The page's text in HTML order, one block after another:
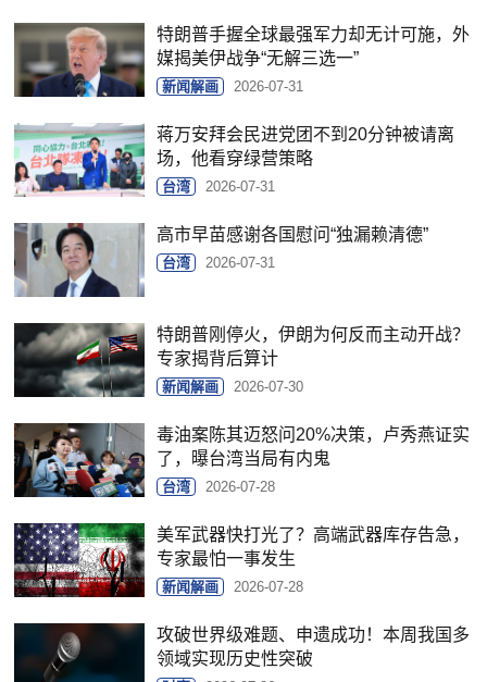
特朗普手握全球最强军力却无计可施，外
媒揭美伊战争“无解三选一”
新闻解画 2026-07-31
蒋万安拜会民进党团不到20分钟被请离
场，他看穿绿营策略
台湾 2026-07-31
高市早苗感谢各国慰问“独漏赖清德”
台湾 2026-07-31
特朗普刚停火，伊朗为何反而主动开战？
专家揭背后算计
新闻解画 2026-07-30
毒油案陈其迈怒问20%决策，卢秀燕证实
了，曝台湾当局有内鬼
台湾 2026-07-28
美军武器快打光了？高端武器库存告急，
专家最怕一事发生
新闻解画 2026-07-28
攻破世界级难题、申遗成功！本周我国多
领域实现历史性突破